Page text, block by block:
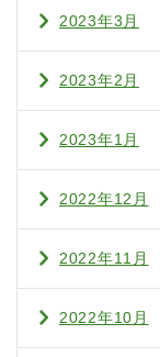
2023年3月
2023年2月
2023年1月
2022年12月
2022年11月
2022年10月